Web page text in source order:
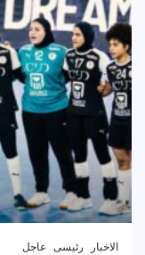
الاخبار رئيسى عاجل